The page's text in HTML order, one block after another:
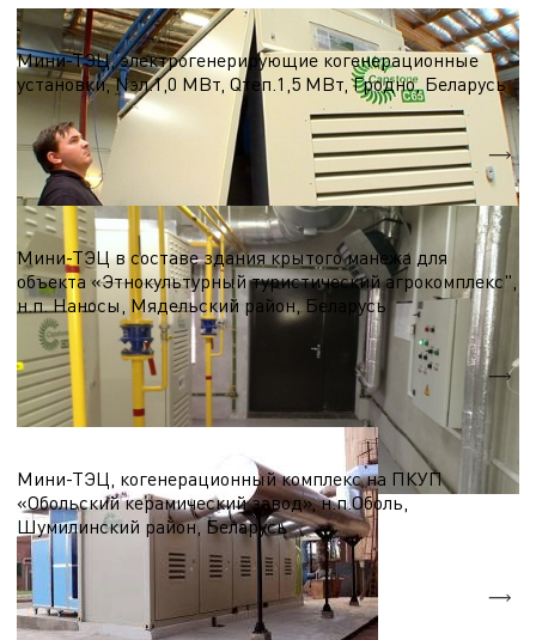
ТЭЦ, Мини-ТЭЦ на базе микро-ГТУ
Мини-ТЭЦ, электрогенерирующие когенерационные
установки, Nэл.1,0 МВт, Qтеп.1,5 МВт, Гродно, Беларусь
1,0 МВт
Qтеп.
1,5 МВт
ТЭЦ, Мини-ТЭЦ на базе микро-ГТУ
Мини-ТЭЦ в составе здания крытого манежа для
объекта «Этнокультурный туристический агрокомплекс",
н.п. Наносы, Мядельский район, Беларусь
Nэл.
0,1 МВт
Qтеп.
0,3 МВт
Мини-ТЭЦ, когенерационный комплекс на ПКУП
«Обольский керамический завод», н.п.Оболь,
Шумилинский район, Беларусь
Nэл.
1,0 МВт
Qтеп.
1,9 МВт